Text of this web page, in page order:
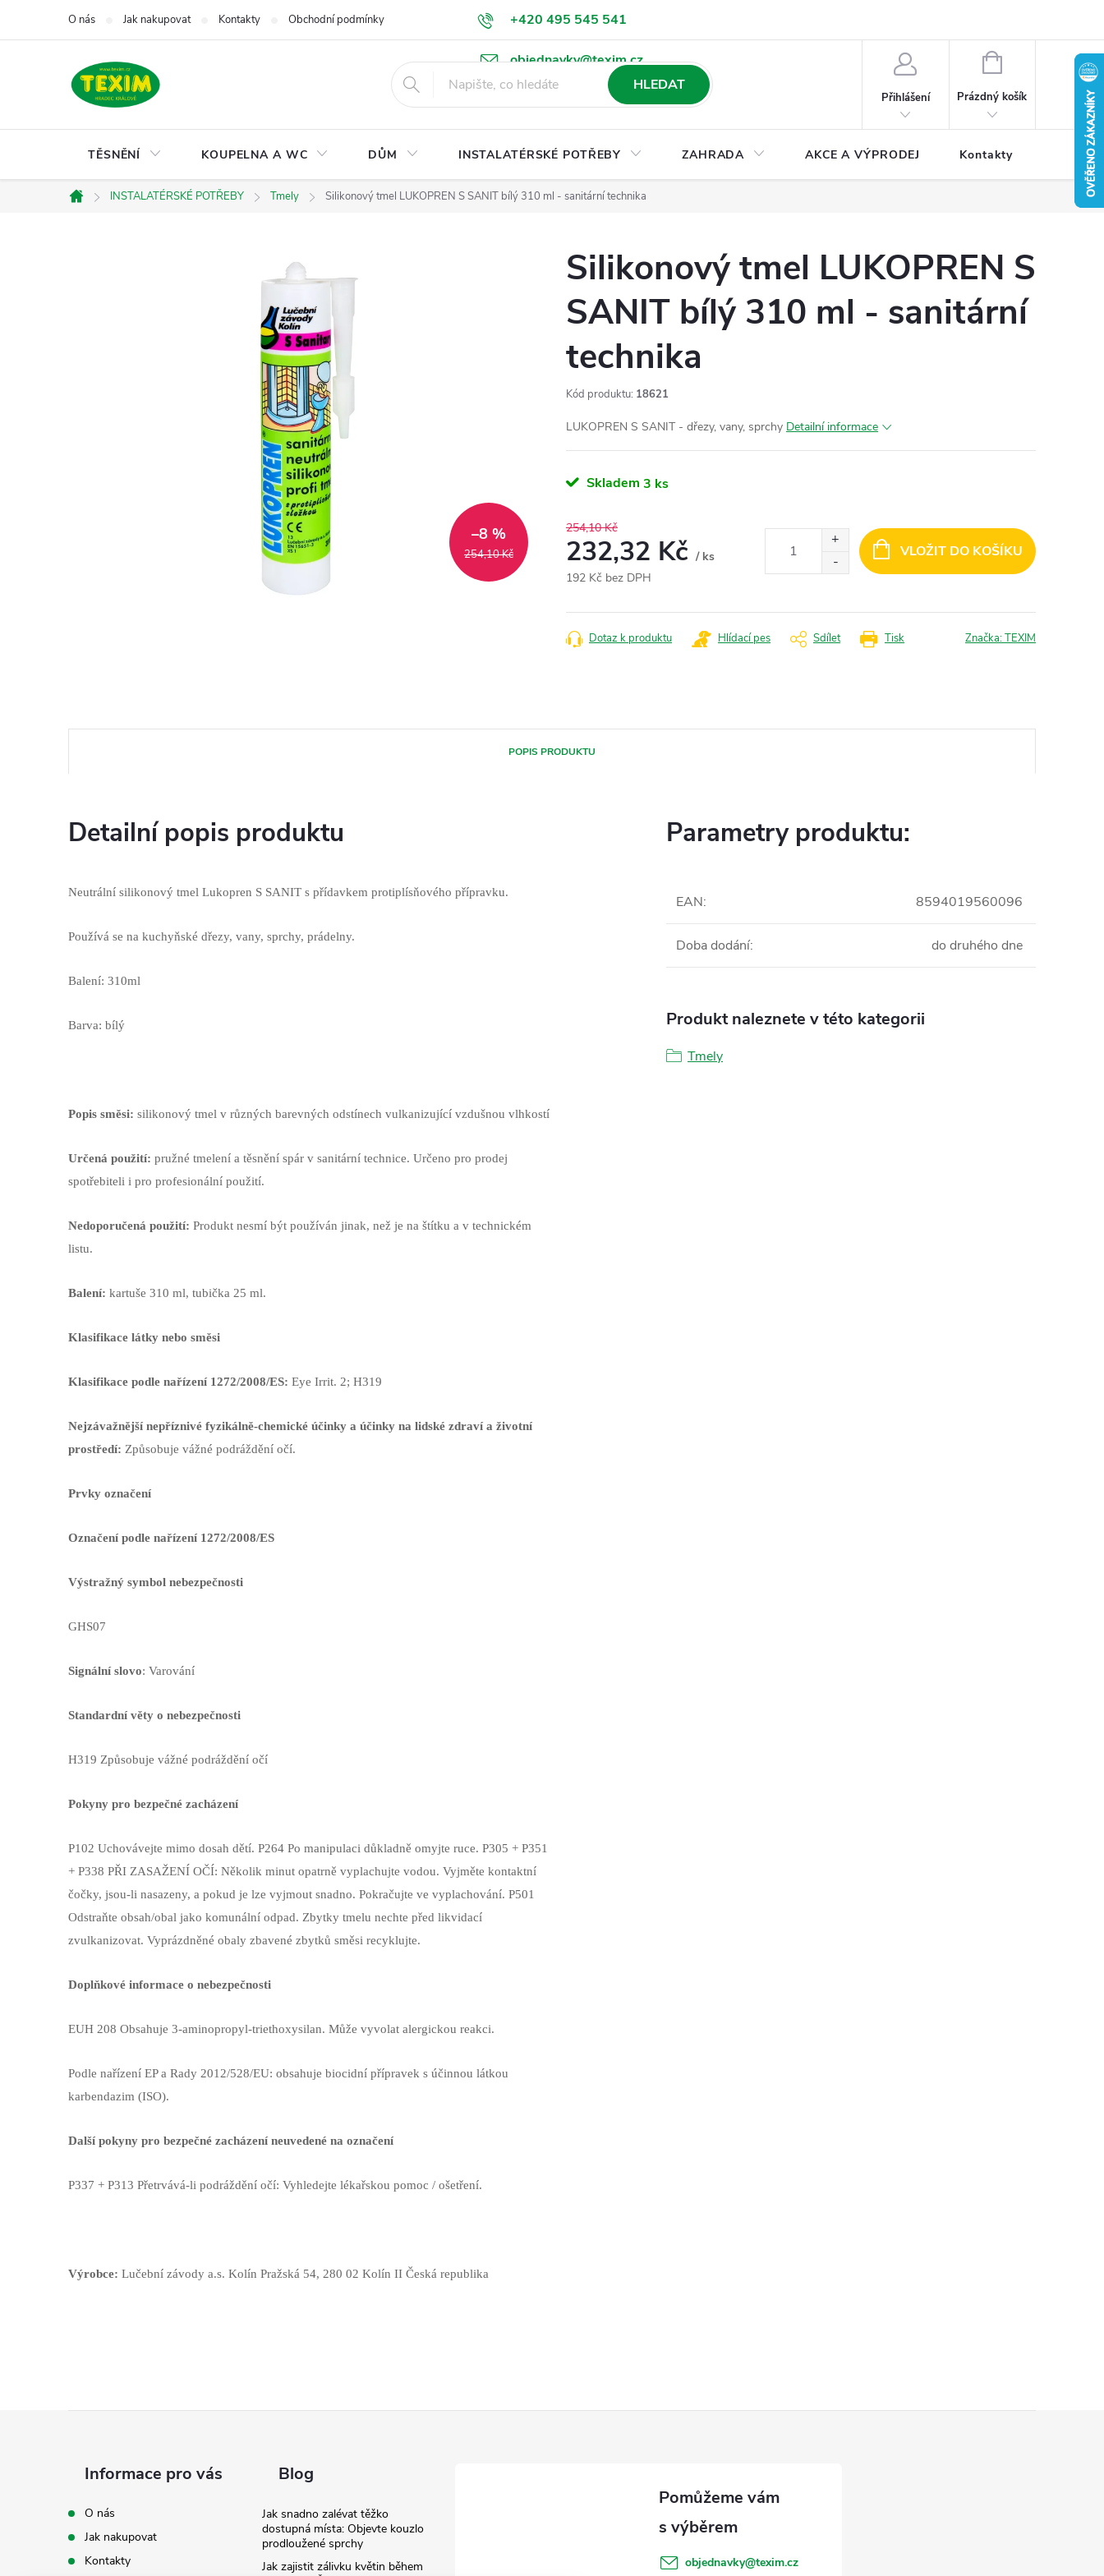
+420 495 545 541
objednavky@texim.cz
O nás Jak nakupovat Kontakty Obchodní podmínky Podmínky ochrany osobních údajů Ke stažení
HLEDAT
Přihlášení
NÁKUPNÍ
Prázdný košík
TĚSNĚNÍ KOUPELNA A WC DŮM INSTALATÉRSKÉ POTŘEBY ZAHRADA AKCE A VÝPRODEJ Kontakty
Domů
INSTALATÉRSKÉ POTŘEBY Tmely Silikonový tmel LUKOPREN S SANIT bílý 310 ml - sanitární technika
254,10 Kč
–8 %
Silikonový tmel LUKOPREN S
SANIT bílý 310 ml - sanitární
technika
Kód produktu: 18621
LUKOPREN S SANIT - dřezy, vany, sprchy Detailní informace
Skladem 3 ks
254,10 Kč
232,32 Kč / ks
192 Kč bez DPH
cena:
VLOŽIT DO KOŠÍKU
Tisk
Dotaz k produktu Hlídací pes Sdílet Značka:TEXIM
POPIS PRODUKTU
Detailní popis produktu
Neutrální silikonový tmel Lukopren S SANIT s přídavkem protiplísňového přípravku.
Používá se na kuchyňské dřezy, vany, sprchy, prádelny.
Balení: 310ml
Barva: bílý
Popis směsi: silikonový tmel v různých barevných odstínech vulkanizující vzdušnou vlhkostí
Určená použití: pružné tmelení a těsnění spár v sanitární technice. Určeno pro prodej
spotřebiteli i pro profesionální použití.
Nedoporučená použití: Produkt nesmí být používán jinak, než je na štítku a v technickém
listu.
Balení: kartuše 310 ml, tubička 25 ml.
Klasifikace látky nebo směsi
Klasifikace podle nařízení 1272/2008/ES: Eye Irrit. 2; H319
Nejzávažnější nepříznivé fyzikálně-chemické účinky a účinky na lidské zdraví a životní
prostředí: Způsobuje vážné podráždění očí.
Prvky označení
Označení podle nařízení 1272/2008/ES
Výstražný symbol nebezpečnosti
GHS07
Signální slovo: Varování
Standardní věty o nebezpečnosti
H319 Způsobuje vážné podráždění očí
Pokyny pro bezpečné zacházení
P102 Uchovávejte mimo dosah dětí. P264 Po manipulaci důkladně omyjte ruce. P305 + P351
+ P338 PŘI ZASAŽENÍ OČÍ: Několik minut opatrně vyplachujte vodou. Vyjměte kontaktní
čočky, jsou-li nasazeny, a pokud je lze vyjmout snadno. Pokračujte ve vyplachování. P501
Odstraňte obsah/obal jako komunální odpad. Zbytky tmelu nechte před likvidací
zvulkanizovat. Vyprázdněné obaly zbavené zbytků směsi recyklujte.
Doplňkové informace o nebezpečnosti
EUH 208 Obsahuje 3-aminopropyl-triethoxysilan. Může vyvolat alergickou reakci.
Podle nařízení EP a Rady 2012/528/EU: obsahuje biocidní přípravek s účinnou látkou
karbendazim (ISO).
Další pokyny pro bezpečné zacházení neuvedené na označení
P337 + P313 Přetrvává-li podráždění očí: Vyhledejte lékařskou pomoc / ošetření.
Výrobce: Lučební závody a.s. Kolín Pražská 54, 280 02 Kolín II Česká republika
Parametry produktu:
EAN: 8594019560096
Doba dodání: do druhého dne
Produkt naleznete v této kategorii
Tmely
Informace pro vás
O nás
Jak nakupovat
Kontakty
Blog
Jak snadno zalévat těžko
dostupná místa: Objevte kouzlo
prodloužené sprchy
Jak zajistit zálivku květin během
objednavky@texim.cz